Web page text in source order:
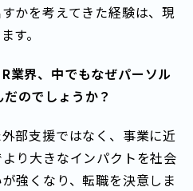
かを考えてきた経験は、現
す。
業界、中でもなぜパーソル
のでしょうか？
部支援ではなく、事業に近
り大きなインパクトを社会
強くなり、転職を決意しま